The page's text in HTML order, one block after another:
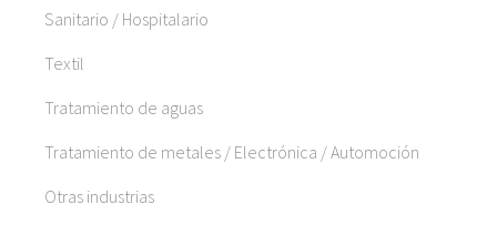
Sanitario / Hospitalario
Textil
Tratamiento de aguas
Tratamiento de metales / Electrónica / Automoción
Otras industrias